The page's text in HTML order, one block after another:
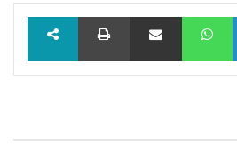
LinkedIn
WhatsAppمشاركة عبر البريد طباعة